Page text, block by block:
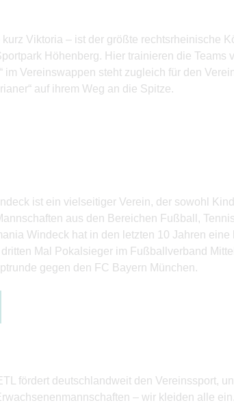
Viktoria – ist der größte rechtsrheinische
Höhenberg. Hier trainieren die
im Vereinswappen steht zugleich für den
auf ihrem Weg an die Spitze.
ist ein vielseitiger Verein, der sowohl
aus den Bereichen Fußball,
Windeck hat in den letzten 10 Jahren
Mal Pokalsieger im Fußballverband
gegen den FC Bayern München.
fördert deutschlandweit den Vereinssport,
– wir kleiden alle ein.